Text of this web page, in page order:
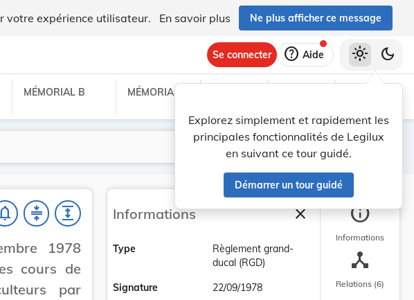
votre expérience utilisateur. En savoir plus Ne plus afficher ce message
Se connecter help Aide
Explorez simplement et rapidement les
principales fonctionnalités de Legilux
en suivant ce tour guidé.
Démarrer un tour guidé
light_mode dark_mode
MÉMORIAL B MÉMORIAL C
Lancer la recherche
Filtres
notifications_none compress expand
1978
cours de
par
Informations closeFermer la barre
Type
Règlement grand-
ducal (RGD)
Signature
22/09/1978
info
Informations
device_hub
Relations (6)